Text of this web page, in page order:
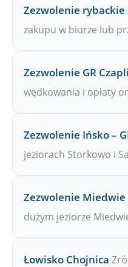
Zezwolenie rybackie
zakupu w biurze lub
Zezwolenie GR
wędkowania i opłaty
Zezwolenie Ińsko –
jeziorach Storkowo i
Zezwolenie Miedwie
dużym jeziorze
Łowisko Chojnica